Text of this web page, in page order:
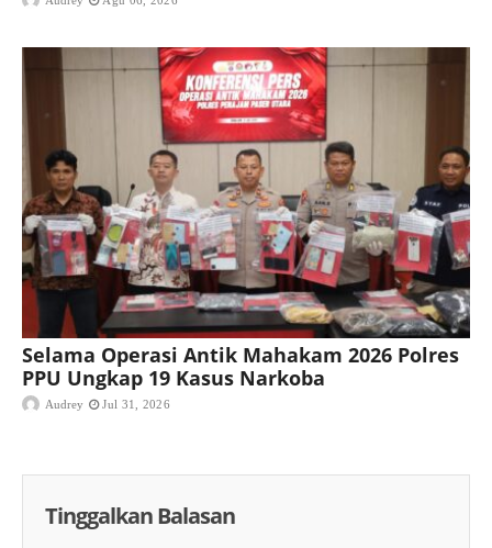
Selama Operasi Antik Mahakam 2026 Polres
PPU Ungkap 19 Kasus Narkoba
Audrey Jul 31, 2026
Tinggalkan Balasan